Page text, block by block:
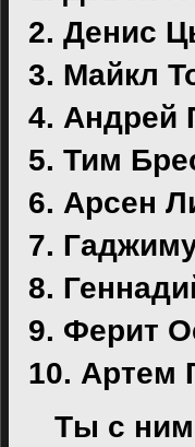
2. Денис
3. Майкл
4. Андрей
5. Тим
6. Арсен
7.
8.
9. Ферит
10. Артем
Ты с ним